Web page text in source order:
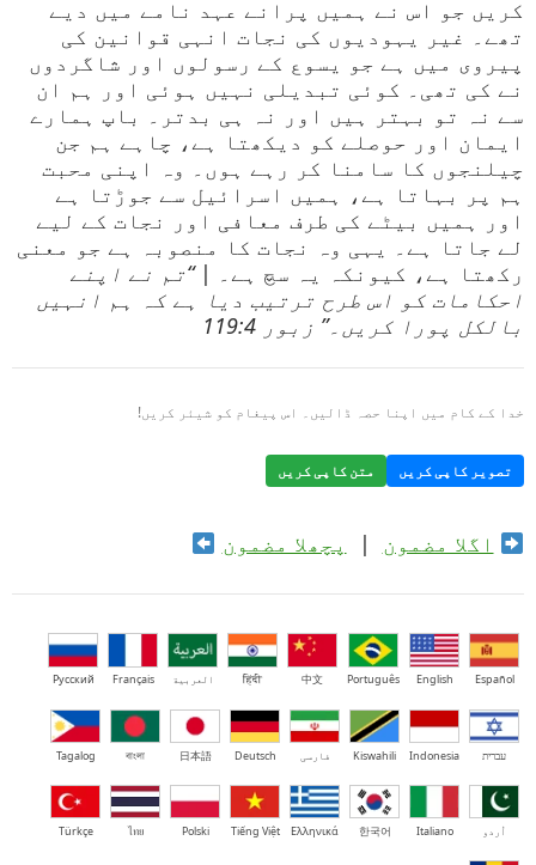
کریں جو اس نے ہمیں پرانے عہد نامے میں دیے
تھے۔ غیر یہودیوں کی نجات انہی قوانین کی
پیروی میں ہے جو یسوع کے رسولوں اور شاگردوں
نے کی تھی۔ کوئی تبدیلی نہیں ہوئی اور ہم ان
سے نہ تو بہتر ہیں اور نہ ہی بدتر۔ باپ ہمارے
ایمان اور حوصلے کو دیکھتا ہے، چاہے ہم جن
چیلنجوں کا سامنا کر رہے ہوں۔ وہ اپنی محبت
ہم پر بہاتا ہے، ہمیں اسرائیل سے جوڑتا ہے
اور ہمیں بیٹے کی طرف معافی اور نجات کے لیے
لے جاتا ہے۔ یہی وہ نجات کا منصوبہ ہے جو معنی
رکھتا ہے، کیونکہ یہ سچ ہے۔ |“تم نے اپنے
احکامات کو اس طرح ترتیب دیا ہے کہ ہم انہیں
بالکل پورا کریں۔” زبور 119:4
خدا کے کام میں اپنا حصہ ڈالیں۔ اس پیغام کو شیئر کریں!
تصویر کاپی کریں متن کاپی کریں
اگلا مضمون | پچھلا مضمون
Español
English
Português
中文
हिंदी العربية Français
Русский
עברית Indonesia
Kiswahili فارسی Deutsch
日本語
বাংলা
Tagalog
اُردو Italiano
한국어
Ελληνικά
Tiếng Việt
Polski
ไทย
Türkçe